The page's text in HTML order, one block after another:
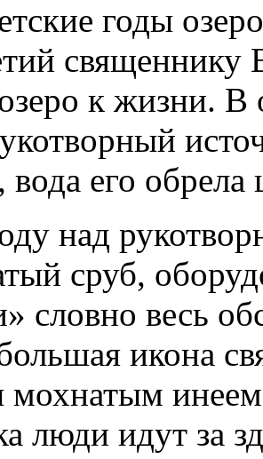
годы
к жизни. В
вода его
над
сруб,
словно весь
икона
люди идут за